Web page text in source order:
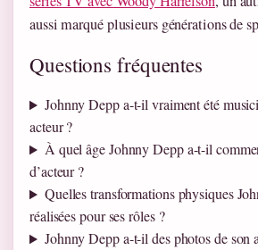
aussi marqué plusieurs générations de
Questions fréquentes
Johnny Depp a-t-il vraiment été
acteur ?
À quel âge Johnny Depp a-t-il
d’acteur ?
Quelles transformations physiques
réalisées pour ses rôles ?
Johnny Depp a-t-il des photos de son